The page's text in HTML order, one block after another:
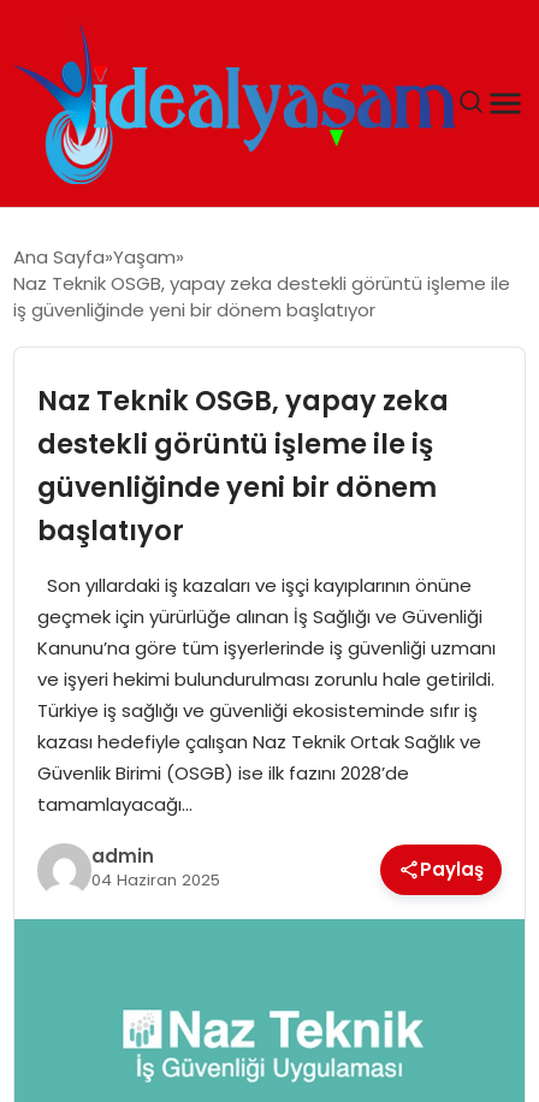
GÜNDEM
İDEAL SPOR
YAŞAM
MAGAZIN
SAĞLIK
SOSYAL HABER
Ana Sayfa Yaşam
Naz Teknik OSGB, yapay zeka destekli görüntü işleme ile
iş güvenliğinde yeni bir dönem başlatıyor
Naz Teknik OSGB, yapay zeka
destekli görüntü işleme ile iş
güvenliğinde yeni bir dönem
başlatıyor
Son yıllardaki iş kazaları ve işçi kayıplarının önüne
geçmek için yürürlüğe alınan İş Sağlığı ve Güvenliği
Kanunu’na göre tüm işyerlerinde iş güvenliği uzmanı
ve işyeri hekimi bulundurulması zorunlu hale getirildi.
Türkiye iş sağlığı ve güvenliği ekosisteminde sıfır iş
kazası hedefiyle çalışan Naz Teknik Ortak Sağlık ve
Güvenlik Birimi (OSGB) ise ilk fazını 2028’de
tamamlayacağı…
admin
04 Haziran 2025 Paylaş